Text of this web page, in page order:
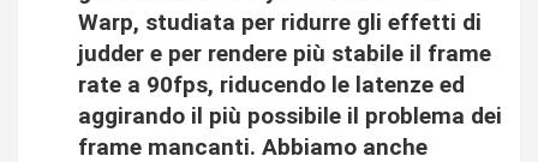
Warp, studiata per ridurre gli effetti di
judder e per rendere più stabile il frame
rate a 90fps, riducendo le latenze ed
aggirando il più possibile il problema dei
frame mancanti. Abbiamo anche